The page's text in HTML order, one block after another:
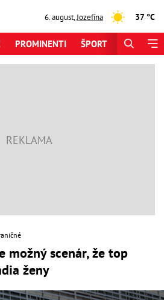
6. august,Jozefína 37 °C
PROMINENTI ŠPORT
možný scenár, že top
ženy